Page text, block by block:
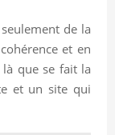
de la
et en
là que se fait la
et un site qui